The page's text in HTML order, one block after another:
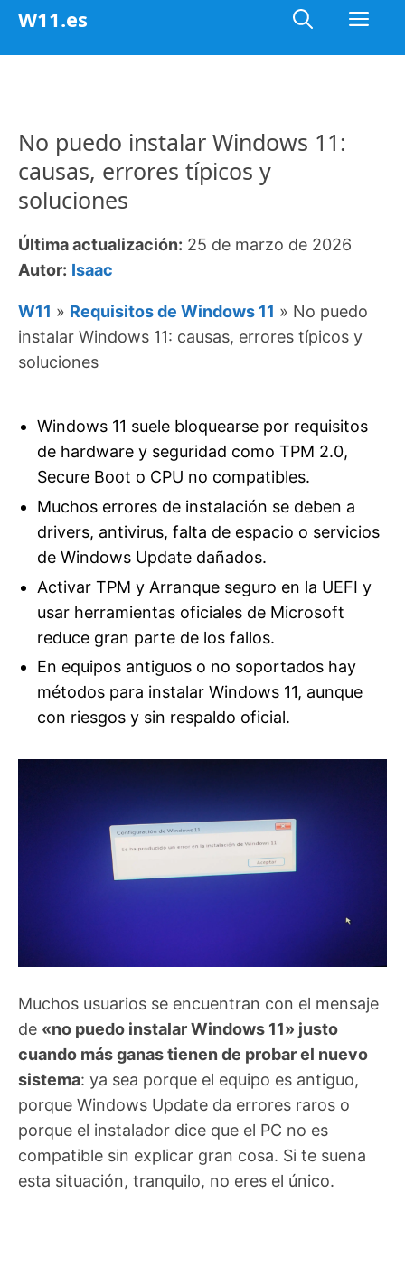
Saltar
W11.es
No puedo instalar Windows 11:
causas, errores típicos y
soluciones
Última actualización: 25 de marzo de 2026
Autor: Isaac
W11 » Requisitos de Windows 11 » No puedo
instalar Windows 11: causas, errores típicos y
soluciones
Windows 11 suele bloquearse por requisitos
de hardware y seguridad como TPM 2.0,
Secure Boot o CPU no compatibles.
Muchos errores de instalación se deben a
drivers, antivirus, falta de espacio o servicios
de Windows Update dañados.
Activar TPM y Arranque seguro en la UEFI y
usar herramientas oficiales de Microsoft
reduce gran parte de los fallos.
En equipos antiguos o no soportados hay
métodos para instalar Windows 11, aunque
con riesgos y sin respaldo oficial.
Muchos usuarios se encuentran con el mensaje
de «no puedo instalar Windows 11» justo
cuando más ganas tienen de probar el nuevo
sistema: ya sea porque el equipo es antiguo,
porque Windows Update da errores raros o
porque el instalador dice que el PC no es
compatible sin explicar gran cosa. Si te suena
esta situación, tranquilo, no eres el único.